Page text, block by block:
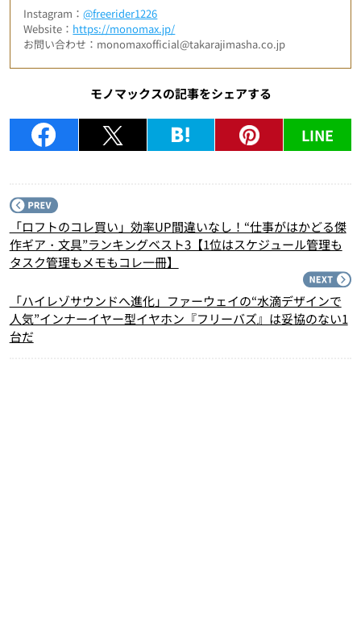
Instagram：@freerider1226
Website： https://monomax.jp/
お問い合わせ：monomaxofficial@takarajimasha.co.jp
モノマックスの記事をシェアする
LINE
「ロフトのコレ買い」効率UP間違いなし！“仕事がはかどる傑
作ギア・文具”ランキングベスト3【1位はスケジュール管理も
タスク管理もメモもコレ一冊】
「ハイレゾサウンドへ進化」ファーウェイの“水滴デザインで
人気”インナーイヤー型イヤホン『フリーバズ』は妥協のない1
台だ